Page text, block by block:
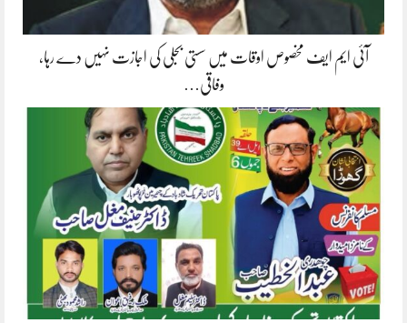
آئی ایم ایف مخصوص اوقات میں سستی بجلی کی اجازت نہیں دے رہا،
وفاقی…